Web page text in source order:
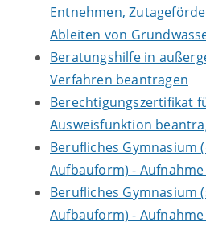
Entnehmen,
Ableiten von
Beratungshilfe in
Verfahren beantragen
Berechtigungszertifikat
Ausweisfunktion
Berufliches Gymnasium
Aufbauform) -
Berufliches Gymnasium
Aufbauform) -